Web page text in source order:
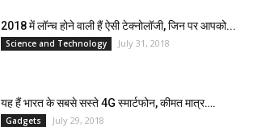
2018 में लॉन्च होने वाली हैं ऐसी टेक्नोलॉजी, जिन पर आपको...
Science and Technology July 31, 2018
यह हैं भारत के सबसे सस्ते 4G स्मार्टफोन, कीमत मात्र….
Gadgets July 29, 2018